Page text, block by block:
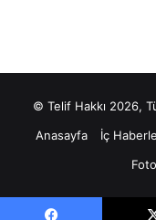
© Telif Hakkı 2026,
Anasayfa
İç